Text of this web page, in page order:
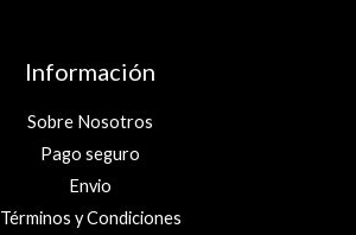
Información
Sobre Nosotros
Pago seguro
Envio
Términos y Condiciones